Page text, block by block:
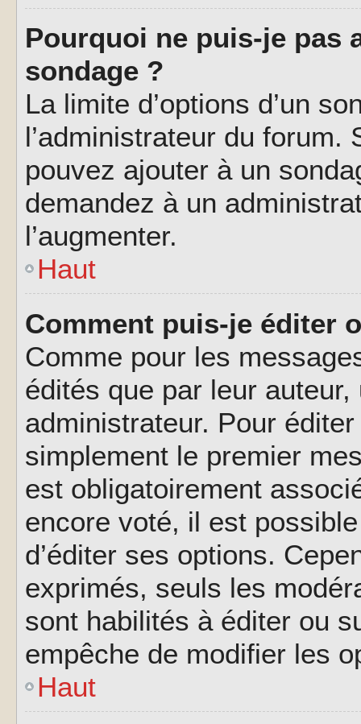
Pourquoi ne puis-je pas
sondage ?
La limite d’options d’un
l’administrateur du forum.
pouvez ajouter à un
demandez à un
l’augmenter.
Haut
Comment puis-je éditer
Comme pour les
édités que par leur
administrateur. Pour
simplement le premier
est obligatoirement
encore voté, il est
d’éditer ses options.
exprimés, seuls les
sont habilités à éditer ou
empêche de modifier les
Haut